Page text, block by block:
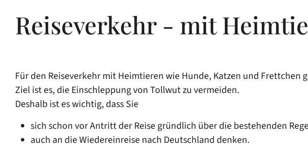
Reiseverkehr - mit
Für den Reiseverkehr mit Heimtieren wie Hunde, Katzen und Frettchen
Ziel ist es, die Einschleppung von Tollwut zu vermeiden.
Deshalb ist es wichtig, dass Sie
sich schon vor Antritt der Reise gründlich über die bestehenden
auch an die Wiedereinreise nach Deutschland denken.